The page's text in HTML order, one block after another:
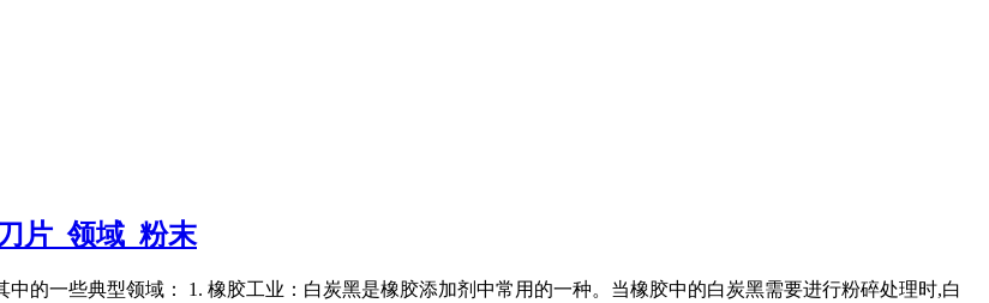
片_领域_粉末
的一些典型领域： 1. 橡胶工业：白炭黑是橡胶添加剂中常用的一种。当橡胶中的白炭黑需要进行粉碎处理时,白